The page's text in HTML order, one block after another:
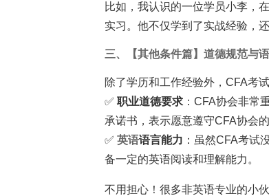
比如，我认识的一位学员小李，在
实习。他不仅学到了实战经验，
三、【其他条件篇】道德规范与
除了学历和工作经验外，CFA考
✅ 职业道德要求 ：CFA协会非常
承诺书，表示愿意遵守CFA协会的
✅ 英语语言能力 ：虽然CFA考试
备一定的英语阅读和理解能力。
不用担心！很多非英语专业的小